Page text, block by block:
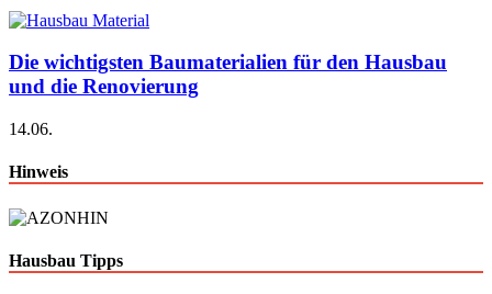
Die wichtigsten Baumaterialien für den Hausbau
und die Renovierung
14.06.
Hinweis
Hausbau Tipps